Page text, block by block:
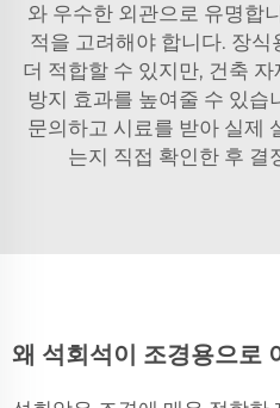
와 우수한 외관으로 유명합
적을 고려해야 합니다. 장
더 적합할 수 있지만, 건축
방지 효과를 높여줄 수 있습
문의하고 시료를 받아 실제
는지 직접 확인한 후 결
왜 석회석이 조경용으로